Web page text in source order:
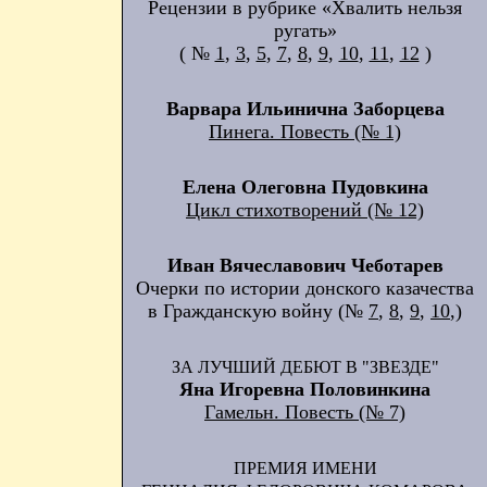
Рецензии в рубрике «Хвалить нельзя
ругать»
( № 1, 3, 5, 7, 8, 9, 10, 11, 12 )
Варвара Ильинична Заборцева
Пинега. Повесть (№ 1)
Елена Олеговна Пудовкина
Цикл стихотворений (№ 12)
Иван Вячеславович Чеботарев
Очерки по истории донского казачества
в Гражданскую войну (№ 7, 8, 9, 10,)
ЗА ЛУЧШИЙ ДЕБЮТ В "ЗВЕЗДЕ"
Яна Игоревна Половинкина
Гамельн. Повесть (№ 7)
ПРЕМИЯ ИМЕНИ